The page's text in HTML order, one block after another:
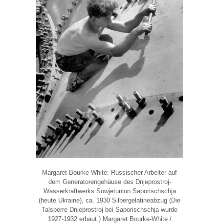
Margaret Bourke-White: Russischer Arbeiter auf
dem Generatorengehäuse des Dnjeprostroj-
Wasserkraftwerks Sowjetunion Saporischschja
(heute Ukraine), ca. 1930 Silbergelatineabzug (Die
Talsperre Dnjeprostroj bei Saporischschja wurde
1927-1932 erbaut.) Margaret Bourke-White /